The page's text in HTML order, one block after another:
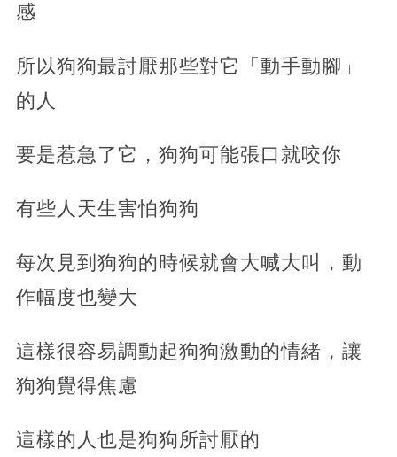
感
所以狗狗最討厭那些對它「動手動腳」
的人
要是惹急了它，狗狗可能張口就咬你
有些人天生害怕狗狗
每次見到狗狗的時候就會大喊大叫，動
作幅度也變大
這樣很容易調動起狗狗激動的情緒，讓
狗狗覺得焦慮
這樣的人也是狗狗所討厭的